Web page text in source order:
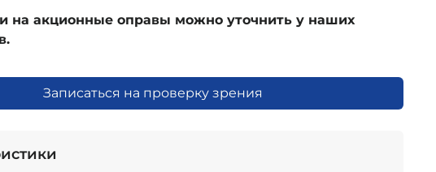
на акционные оправы можно уточнить у наших
Записаться на проверку зрения